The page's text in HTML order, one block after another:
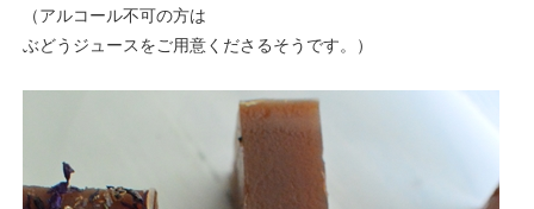
（アルコール不可の方は
ぶどうジュースをご用意くださるそうです。）